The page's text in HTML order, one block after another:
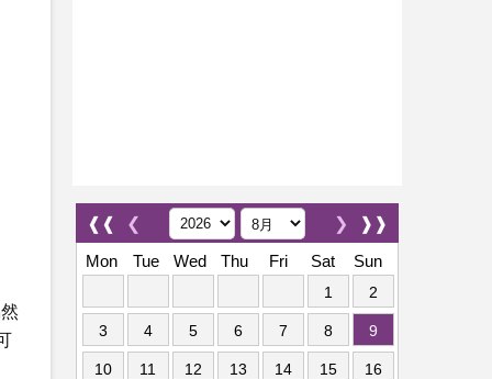
❰❰ ❮ ❱❱
❯
Mon
Tue Wed Thu Fri Sat Sun
1 2
3 4 5 6 7 8 9
10 11 12 13 14 15 16